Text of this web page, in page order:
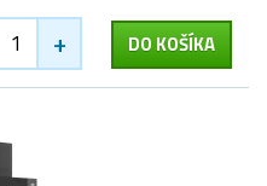
+ DO KOŠÍKA